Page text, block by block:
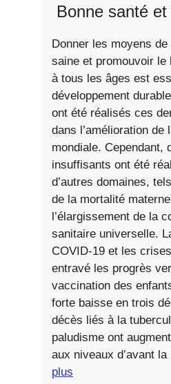
Bonne santé
Donner les moyens
saine et promouvoir le
à tous les âges est
développement
ont été réalisés ces
dans l’amélioration de
mondiale. Cependant,
insuffisants ont été
d’autres domaines,
de la mortalité
l’élargissement de la
sanitaire universelle.
COVID-19 et les
entravé les progrès
vaccination des
forte baisse en trois
décès liés à la
paludisme ont
aux niveaux d’avant la
plus